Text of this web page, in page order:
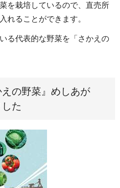
を栽培しているので、直売所
れることができます。
る代表的な野菜を「さかえの
の野菜』めしあが
た